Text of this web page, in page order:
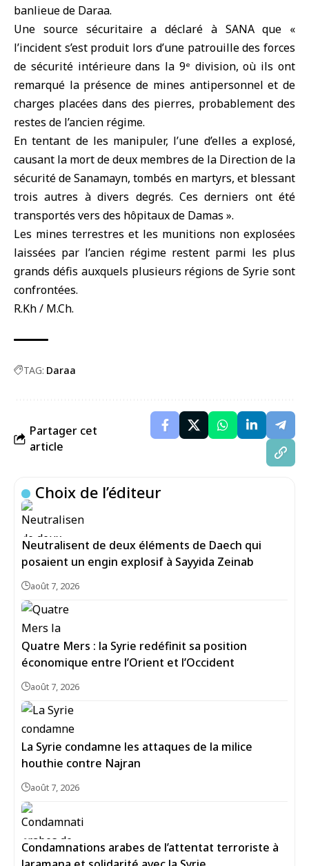
banlieue de Daraa.
Une source sécuritaire a déclaré à SANA que «
l’incident s’est produit lors d’une patrouille des forces
de sécurité intérieure dans la 9ᵉ division, où ils ont
remarqué la présence de mines antipersonnel et de
charges placées dans des pierres, probablement des
restes de l’ancien régime.
En tentant de les manipuler, l’une d’elles a explosé,
causant la mort de deux membres de la Direction de la
sécurité de Sanamayn, tombés en martyrs, et blessant
trois autres à divers degrés. Ces derniers ont été
transportés vers des hôpitaux de Damas ».
Les mines terrestres et les munitions non explosées
laissées par l’ancien régime restent parmi les plus
grands défis auxquels plusieurs régions de Syrie sont
confrontées.
R.Kh / M.Ch.
TAG: Daraa
Partager cet
article
Choix de l’éditeur
Neutralisent de deux éléments de Daech qui
posaient un engin explosif à Sayyida Zeinab
août 7, 2026
Quatre Mers : la Syrie redéfinit sa position
économique entre l’Orient et l’Occident
août 7, 2026
La Syrie condamne les attaques de la milice
houthie contre Najran
août 7, 2026
Condamnations arabes de l’attentat terroriste à